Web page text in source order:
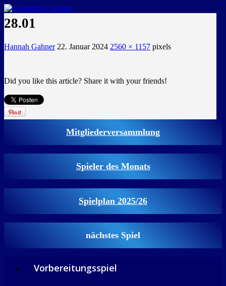
GEMEINSAM EINE LEIDENSCHAFT
28.01
Hannah Gahner 22. Januar 2024 2560 × 1157 pixels
Did you like this article? Share it with your friends!
Mitgliederversammlung
Spieler des Monats
Spielplan 2025/26
nächstes Spiel
Vorbereitungsspiel